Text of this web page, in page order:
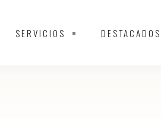
SERVICIOS DESTACADOS